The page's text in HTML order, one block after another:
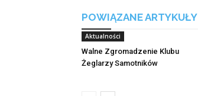
POWIĄZANE ARTYKUŁY
Aktualności
Walne Zgromadzenie Klubu
Żeglarzy Samotników